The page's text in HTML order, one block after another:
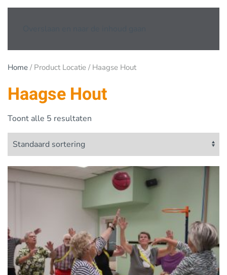
Home / Product Locatie / Haagse Hout
Haagse Hout
Toont alle 5 resultaten